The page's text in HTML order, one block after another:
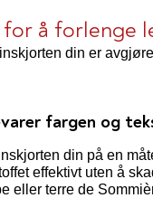
å forlenge
din er
fargen og
din på en
effektivt uten å
eller terre de